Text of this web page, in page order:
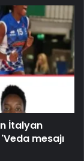
İtalyan
mesajı